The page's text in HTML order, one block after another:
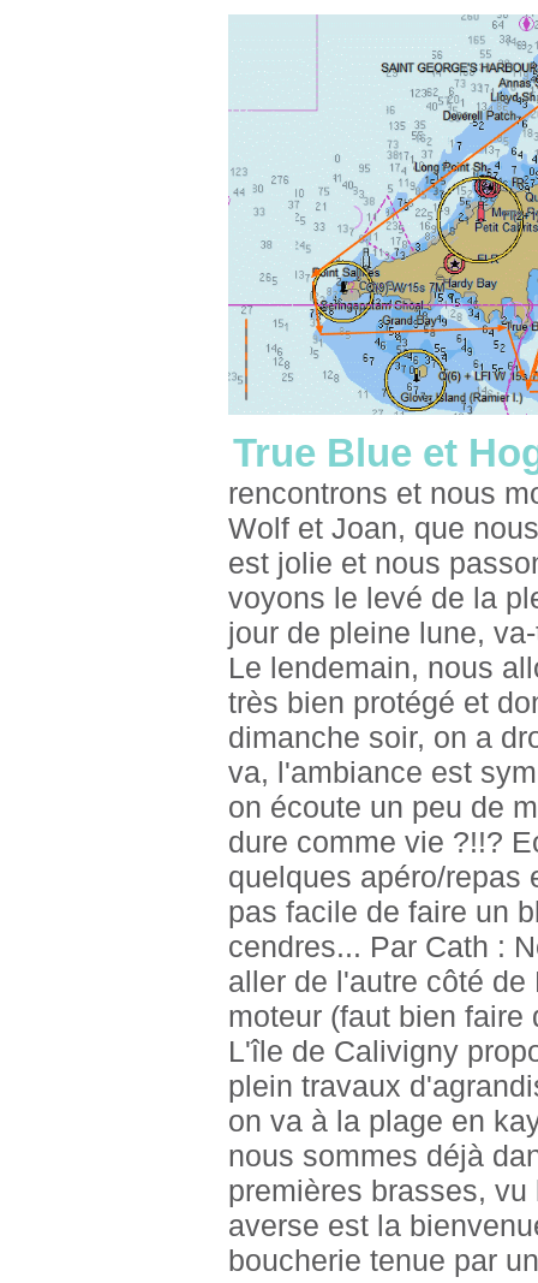
True Blue et
rencontrons et nous
Wolf et Joan, que
est jolie et nous
voyons le levé de la
jour de pleine lune,
Le lendemain, nous
très bien protégé et
dimanche soir, on a
va, l'ambiance est
on écoute un peu de
dure comme vie ?!!?
quelques apéro/repas
pas facile de faire un
cendres... Par Cath :
aller de l'autre côté
moteur (faut bien
L'île de Calivigny
plein travaux
on va à la plage en
nous sommes déjà
premières brasses,
averse est la
boucherie tenue par